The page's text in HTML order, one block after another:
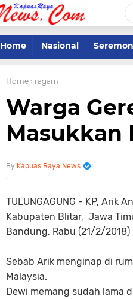
Home Nasional
Home › ragam
Warga
Masukkan
Kapuas Raya News
TULUNGAGUNG - KP, Arik
Kabupaten Blitar, Jawa
Bandung, Rabu (21/2/2018)
Sebab Arik menginap di
Malaysia.
Dewi memang sudah lama